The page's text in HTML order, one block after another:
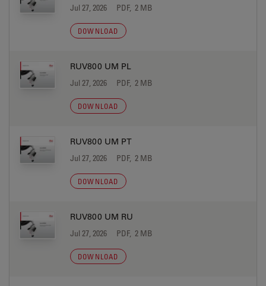
Jul 27, 2026 PDF, 2 MB
DOWNLOAD
RUV800 UM PL
Jul 27, 2026 PDF, 2 MB
DOWNLOAD
RUV800 UM PT
Jul 27, 2026 PDF, 2 MB
DOWNLOAD
RUV800 UM RU
Jul 27, 2026 PDF, 2 MB
DOWNLOAD